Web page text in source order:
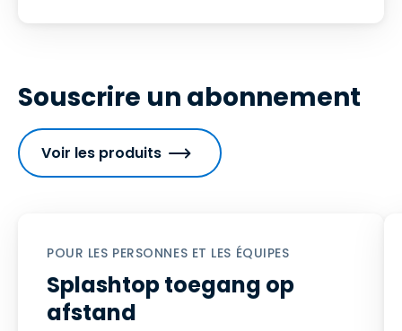
Souscrire un abonnement
Voir les produits
POUR LES PERSONNES ET LES ÉQUIPES
Splashtop toegang op
afstand